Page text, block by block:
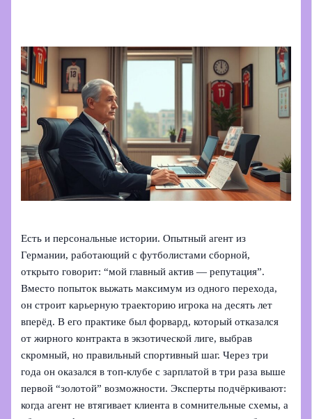
Есть и персональные истории. Опытный агент из
Германии, работающий с футболистами сборной,
открыто говорит: “мой главный актив — репутация”.
Вместо попыток выжать максимум из одного перехода,
он строит карьерную траекторию игрока на десять лет
вперёд. В его практике был форвард, который отказался
от жирного контракта в экзотической лиге, выбрав
скромный, но правильный спортивный шаг. Через три
года он оказался в топ-клубе с зарплатой в три раза выше
первой “золотой” возможности. Эксперты подчёркивают:
когда агент не втягивает клиента в сомнительные схемы, а